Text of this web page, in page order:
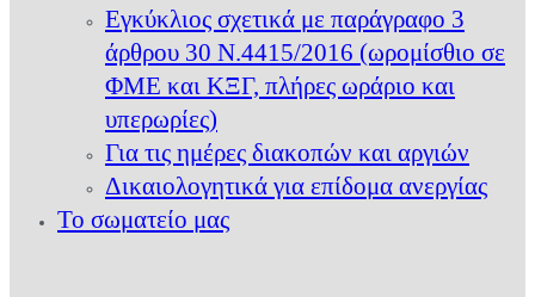
Εγκύκλιος σχετικά με παράγραφο 3
άρθρου 30 Ν.4415/2016 (ωρομίσθιο σε
ΦΜΕ και ΚΞΓ, πλήρες ωράριο και
υπερωρίες)
Για τις ημέρες διακοπών και αργιών
Δικαιολογητικά για επίδομα ανεργίας
Το σωματείο μας